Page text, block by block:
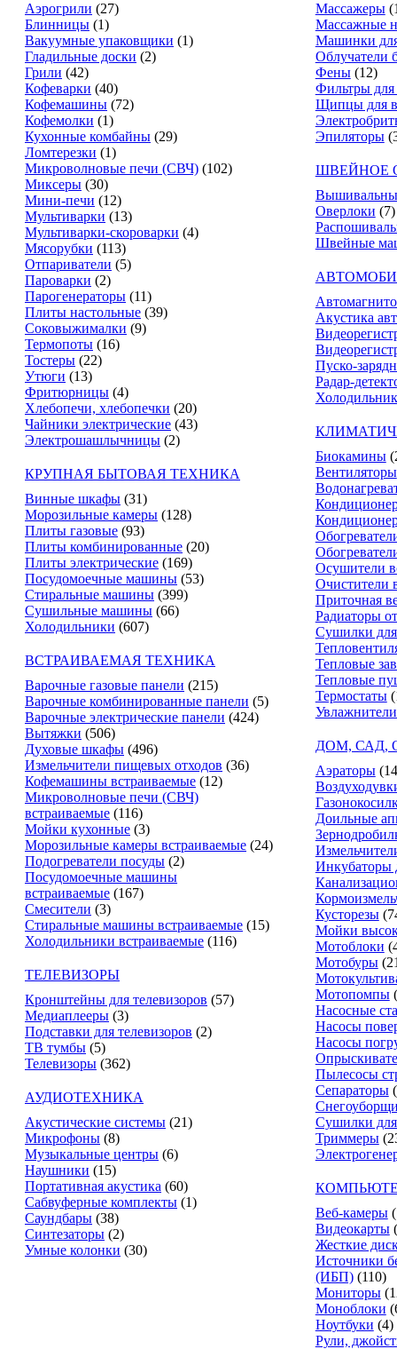
Аэрогрили (27)
Блинницы (1)
Вакуумные упаковщики (1)
Гладильные доски (2)
Грили (42)
Кофеварки (40)
Кофемашины (72)
Кофемолки (1)
Кухонные комбайны (29)
Ломтерезки (1)
Микроволновые печи (СВЧ) (102)
Миксеры (30)
Мини-печи (12)
Мультиварки (13)
Мультиварки-скороварки (4)
Мясорубки (113)
Отпариватели (5)
Пароварки (2)
Парогенераторы (11)
Плиты настольные (39)
Соковыжималки (9)
Термопоты (16)
Тостеры (22)
Утюги (13)
Фритюрницы (4)
Хлебопечи, хлебопечки (20)
Чайники электрические (43)
Электрошашлычницы (2)
КРУПНАЯ БЫТОВАЯ ТЕХНИКА
Винные шкафы (31)
Морозильные камеры (128)
Плиты газовые (93)
Плиты комбинированные (20)
Плиты электрические (169)
Посудомоечные машины (53)
Стиральные машины (399)
Сушильные машины (66)
Холодильники (607)
ВСТРАИВАЕМАЯ ТЕХНИКА
Варочные газовые панели (215)
Варочные комбинированные панели (5)
Варочные электрические панели (424)
Вытяжки (506)
Духовые шкафы (496)
Измельчители пищевых отходов (36)
Кофемашины встраиваемые (12)
Микроволновые печи (СВЧ)
встраиваемые (116)
Мойки кухонные (3)
Морозильные камеры встраиваемые (24)
Подогреватели посуды (2)
Посудомоечные машины
встраиваемые (167)
Смесители (3)
Стиральные машины встраиваемые (15)
Холодильники встраиваемые (116)
ТЕЛЕВИЗОРЫ
Кронштейны для телевизоров (57)
Медиаплееры (3)
Подставки для телевизоров (2)
ТВ тумбы (5)
Телевизоры (362)
АУДИОТЕХНИКА
Акустические системы (21)
Микрофоны (8)
Музыкальные центры (6)
Наушники (15)
Портативная акустика (60)
Сабвуферные комплекты (1)
Саундбары (38)
Синтезаторы (2)
Умные колонки (30)
Массажеры
Массажные
Машинки
Облучатели
Фены (12)
Фильтры
Щипцы для
Эпиляторы
ШВЕЙНОЕ
Оверлоки (7)
Швейные
Акустика
Пуско-
Радар-
Биокамины
Вентиляторы
Осушители
Очистители
Приточная
Радиаторы
Сушилки
Тепловые
Тепловые
Термостаты
ДОМ, САД,
Аэраторы
Доильные
Инкубаторы
Кусторезы
Мойки
Мотоблоки
Мотобуры
Мотопомпы
Насосные
Насосы
Насосы
Пылесосы
Сепараторы
Сушилки
Триммеры
Веб-камеры
Видеокарты
Жесткие
Источники
(ИБП) (110)
Мониторы
Моноблоки
Ноутбуки (4)
Рули,